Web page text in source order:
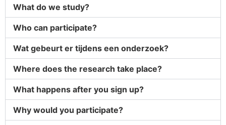
What do we study?
Who can participate?
Wat gebeurt er tijdens een onderzoek?
Where does the research take place?
What happens after you sign up?
Why would you participate?